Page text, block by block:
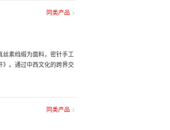
同类产品
丝素绉缎为面料，密针手工
》。通过中西文化的跨界交
同类产品